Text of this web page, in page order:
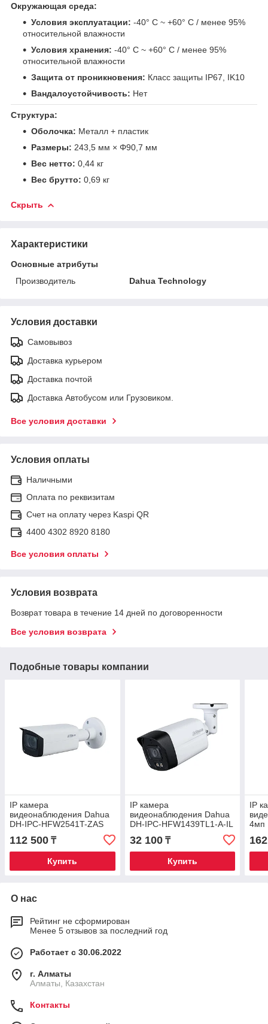
Окружающая среда:
Условия эксплуатации: -40° C ~ +60° C / менее 95%
относительной влажности
Условия хранения: -40° C ~ +60° C / менее 95%
относительной влажности
Защита от проникновения: Класс защиты IP67, IK10
Вандалоустойчивость: Нет
Структура:
Оболочка: Металл + пластик
Размеры: 243,5 мм × Φ90,7 мм
Вес нетто: 0,44 кг
Вес брутто: 0,69 кг
Скрыть
Характеристики
Основные атрибуты
Производитель
Dahua Technology
Условия доставки
Самовывоз
Доставка курьером
Доставка почтой
Доставка Автобусом или Грузовиком.
Все условия доставки
Условия оплаты
Наличными
Оплата по реквизитам
Счет на оплату через Kaspi QR
4400 4302 8920 8180
Все условия оплаты
Условия возврата
Возврат товара в течение 14 дней по договоренности
Все условия возврата
Подобные товары компании
IP камера
видеонаблюдения Dahua
DH-IPC-HFW2541T-ZAS
112 500 ₸
Купить
IP камера
видеонаблюдения Dahua
DH-IPC-HFW1439TL1-A-IL
32 100₸
Купить
IP
4мп
О нас
Рейтинг не сформирован
Менее 5 отзывов за последний год
Работает с 30.06.2022
г. Алматы
Алматы, Казахстан
Контакты